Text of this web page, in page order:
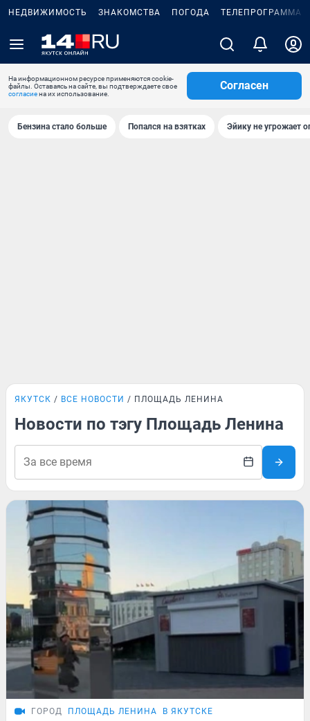
НЕДВИЖИМОСТЬ ЗНАКОМСТВА ПОГОДА ТЕЛЕПРОГРАММА
На информационном ресурсе применяются cookie-
файлы. Оставаясь на сайте, вы подтверждаете свое
согласиена их использование.
Согласен
Бензина стало больше Попался на взятках Эйику не угрожает
ЯКУТСК ВСЕ НОВОСТИ ПЛОЩАДЬ ЛЕНИНА
Новости по тэгу Площадь Ленина
ГОРОД ПЛОЩАДЬ ЛЕНИНА В ЯКУТСКЕ